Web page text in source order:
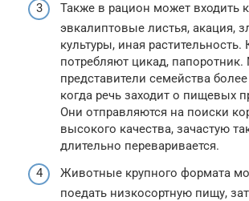
Также в рацион может входить
эвкалиптовые листья, акация,
культуры, иная растительность.
потребляют цикад,
представители семейства
когда речь заходит о пищевых
Они отправляются на поиски
высокого качества, зачастую
длительно переваривается.
Животные крупного формата
поедать низкосортную пищу,